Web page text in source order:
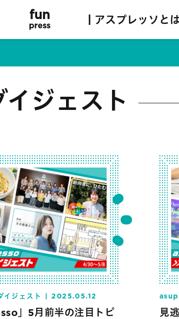
fun
press | アスプレッソとは
ジェスト
ジェスト 2025.05.12
」5月前半の注目トピ
見